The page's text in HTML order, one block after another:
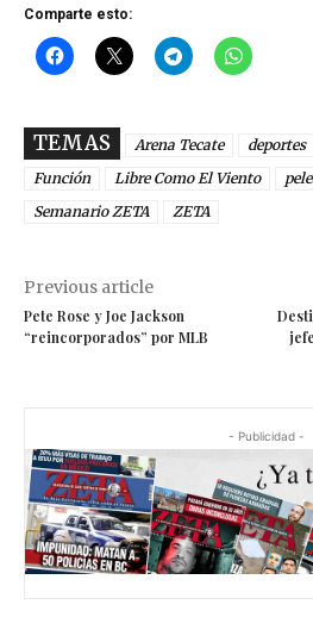
Comparte esto:
TEMAS Arena Tecate deportes
Función
Libre Como El Viento
Semanario ZETA
ZETA
Previous article
Pete Rose y Joe Jackson
“reincorporados” por MLB
- Publicidad -